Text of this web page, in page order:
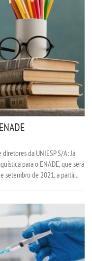
da UNIESP S/A: Já
para o ENADE, que será
setembro de 2021, a partir...